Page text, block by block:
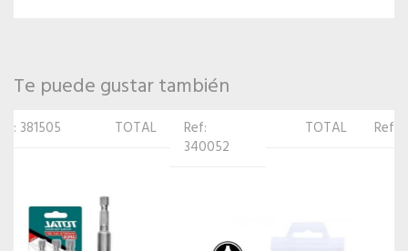
Te puede gustar también
Ref:
TOTAL TOTAL